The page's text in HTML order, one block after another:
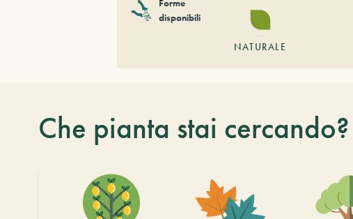
Forme
disponibili
NATURALE
Che pianta stai cercando?